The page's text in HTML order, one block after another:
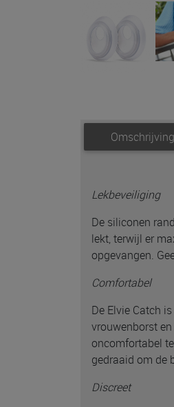
Omschrijving
Lekbeveiliging
De siliconen
lekt, terwijl er
opgevangen.
Comfortabel
De Elvie Catch
vrouwenborst en
oncomfortabel
gedraaid om de
Discreet